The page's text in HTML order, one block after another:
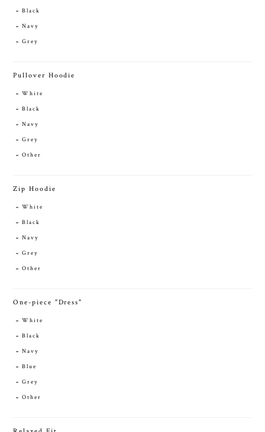
Black
Navy
Grey
Pullover Hoodie
White
Black
Navy
Grey
Other
Zip Hoodie
White
Black
Navy
Grey
Other
One-piece "Dress"
White
Black
Navy
Blue
Grey
Other